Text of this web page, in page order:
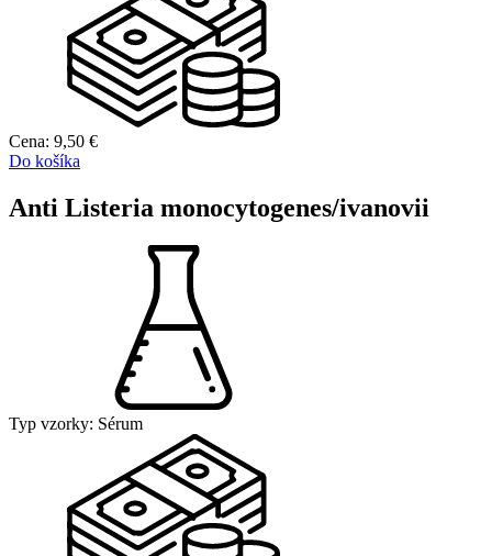
Cena: 9,50 €
Do košíka
Anti Listeria monocytogenes/ivanovii
Typ vzorky: Sérum